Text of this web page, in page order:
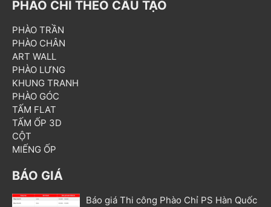
PHÀO CHỈ THEO CẤU TẠO
PHÀO TRẦN
PHÀO CHÂN
ART WALL
PHÀO LƯNG
KHUNG TRANH
PHÀO GÓC
TẤM FLAT
TẤM ỐP 3D
CỘT
MIẾNG ỐP
BÁO GIÁ
Báo giá Thi công Phào Chỉ PS Hàn Quốc